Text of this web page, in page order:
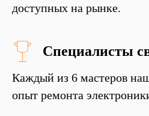
доступных на рынке.
Специалисты
Каждый из 6 мастеров
опыт ремонта